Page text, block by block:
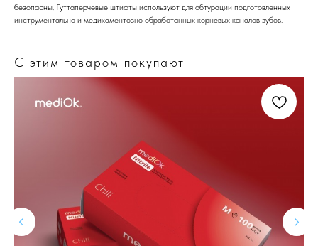
безопасны. Гуттаперчевые штифты используют для обтурации подготовленных
инструментально и медикаментозно обработанных корневых каналов зубов.
С этим товаром покупают